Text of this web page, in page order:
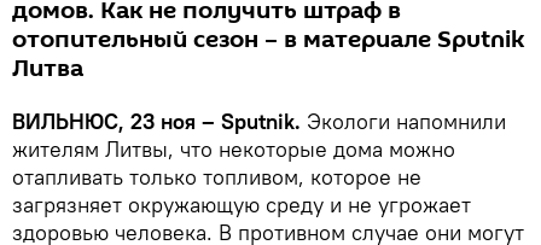
домов. Как не получить штраф в
отопительный сезон – в материале Sputnik
Литва
ВИЛЬНЮС, 23 ноя – Sputnik. Экологи напомнили
жителям Литвы, что некоторые дома можно
отапливать только топливом, которое не
загрязняет окружающую среду и не угрожает
здоровью человека. В противном случае они могут